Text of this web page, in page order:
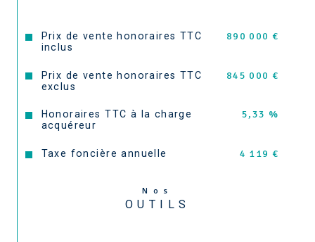
Prix de vente honoraires TTC
inclus
890 000 €
Prix de vente honoraires TTC
exclus
845 000 €
Honoraires TTC à la charge
acquéreur
5,33 %
Taxe foncière annuelle 4 119 €
Nos
OUTILS